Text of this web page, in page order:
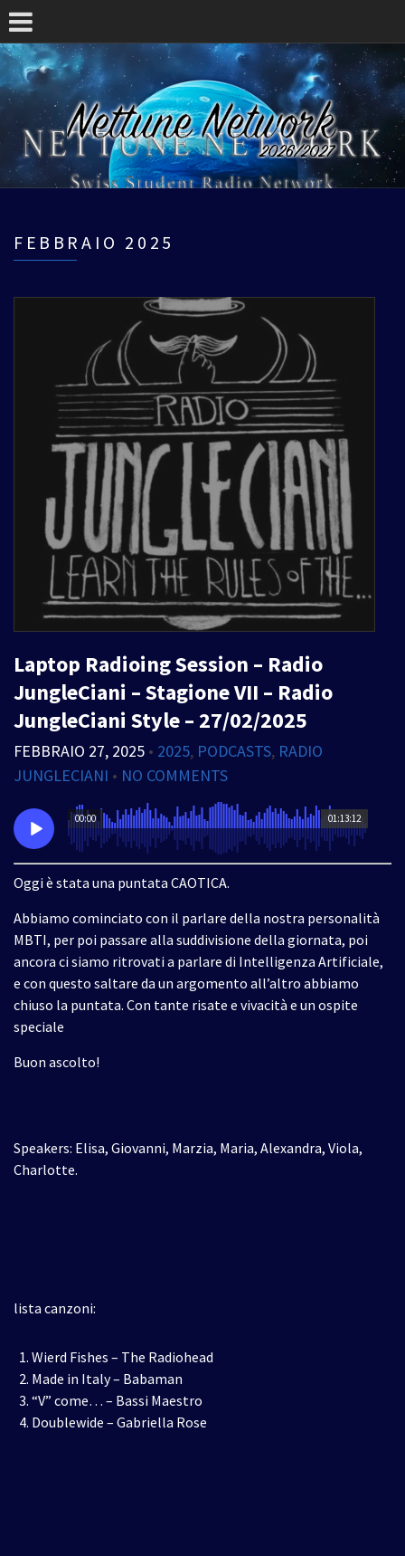
FEBBRAIO 2025
Laptop Radioing Session – Radio
JungleCiani – Stagione VII – Radio
JungleCiani Style – 27/02/2025
FEBBRAIO 27, 2025 • 2025, PODCASTS, RADIO
JUNGLECIANI • NO COMMENTS
01:13:12
00:00
Oggi è stata una puntata CAOTICA.
Abbiamo cominciato con il parlare della nostra personalità
MBTI, per poi passare alla suddivisione della giornata, poi
ancora ci siamo ritrovati a parlare di Intelligenza Artificiale,
e con questo saltare da un argomento all’altro abbiamo
chiuso la puntata. Con tante risate e vivacità e un ospite
speciale
Buon ascolto!
Speakers: Elisa, Giovanni, Marzia, Maria, Alexandra, Viola,
Charlotte.
lista canzoni:
Wierd Fishes – The Radiohead
Made in Italy – Babaman
“V” come… – Bassi Maestro
Doublewide – Gabriella Rose